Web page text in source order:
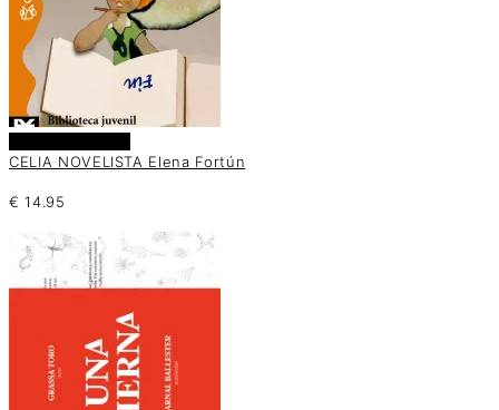
CELIA NOVELISTA Elena Fortún
€ 14.95